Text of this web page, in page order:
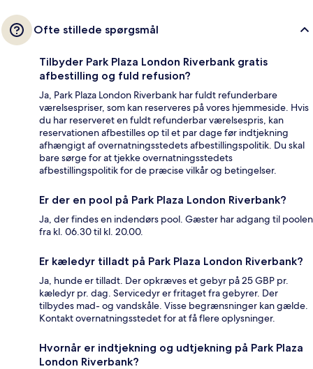
Ofte stillede spørgsmål
Tilbyder Park Plaza London Riverbank gratis
afbestilling og fuld refusion?
Ja, Park Plaza London Riverbank har fuldt refunderbare
værelsespriser, som kan reserveres på vores hjemmeside. Hvis
du har reserveret en fuldt refunderbar værelsespris, kan
reservationen afbestilles op til et par dage før indtjekning
afhængigt af overnatningsstedets afbestillingspolitik. Du skal
bare sørge for at tjekke overnatningsstedets
afbestillingspolitik for de præcise vilkår og betingelser.
Er der en pool på Park Plaza London Riverbank?
Ja, der findes en indendørs pool. Gæster har adgang til poolen
fra kl. 06.30 til kl. 20.00.
Er kæledyr tilladt på Park Plaza London Riverbank?
Ja, hunde er tilladt. Der opkræves et gebyr på 25 GBP pr.
kæledyr pr. dag. Servicedyr er fritaget fra gebyrer. Der
tilbydes mad- og vandskåle. Visse begrænsninger kan gælde.
Kontakt overnatningsstedet for at få flere oplysninger.
Hvornår er indtjekning og udtjekning på Park Plaza
London Riverbank?